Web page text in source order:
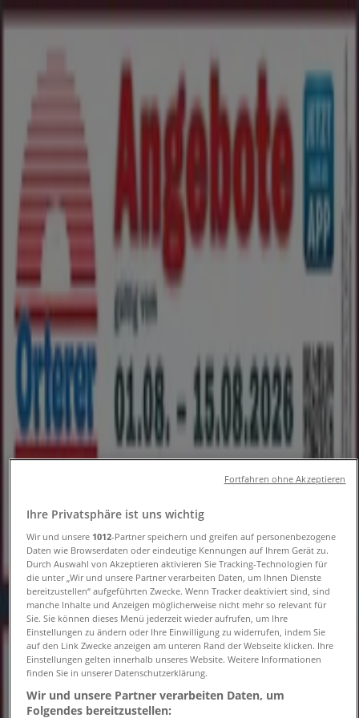
Schnäppchen Möbelhäuser
und Accessoires
Elektromärkte
Drogerien und
Baumärkte und
GartencenterBiomärkte Discounter Sportgeschäfte
und Baby
Auto, Motorrad und
Optiker und
HörzentrenRestaurants Bücher und SchreibwarenBanken
und Versicherungen
Globus - Prospekte, Angebote und
Gutscheine
Folgen Sie, um Angebote zu erhalten
Tiendeo»
Supermärkte Angebote in der Nähe»
Andere Supermärkte Geschäfte in
Ihrer Stadt
Schneller Blick auf Globus Angebote
Kategorie:Supermärkte
Wir sind gerade dabei Angebote zu "Globus" zu
veröffentlichen
Ihre Privatsphäre ist uns wichtig
Wir und unsere 1012-Partner speichern und greifen auf personenbezogene
Daten wie Browserdaten oder eindeutige Kennungen auf Ihrem Gerät zu.
Durch Auswahl von Akzeptieren aktivieren Sie Tracking-Technologien für
die unter „Wir und unsere Partner verarbeiten Daten, um Ihnen Dienste
bereitzustellen“ aufgeführten Zwecke. Wenn Tracker deaktiviert sind, sind
manche Inhalte und Anzeigen möglicherweise nicht mehr so relevant für
Sie. Sie können dieses Menü jederzeit wieder aufrufen, um Ihre
Einstellungen zu ändern oder Ihre Einwilligung zu widerrufen, indem Sie
auf den Link Zwecke anzeigen am unteren Rand der Webseite klicken. Ihre
Einstellungen gelten innerhalb unseres Website. Weitere Informationen
finden Sie in unserer Datenschutzerklärung.
Wir und unsere Partner verarbeiten Daten, um
Folgendes bereitzustellen:
Fortfahren ohne Akzeptieren